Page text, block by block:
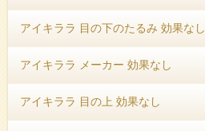
アイキララ 目の下のたるみ 効果なし
アイキララ メーカー 効果なし
アイキララ 目の上 効果なし